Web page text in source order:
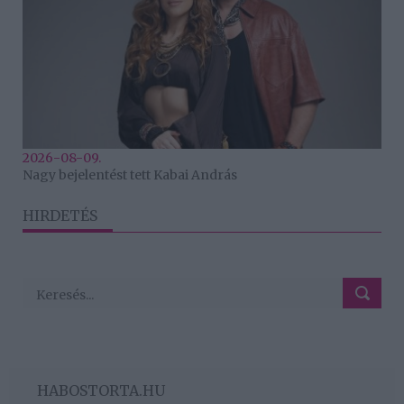
2026-08-09.
Nagy bejelentést tett Kabai András
HIRDETÉS
HABOSTORTA.HU